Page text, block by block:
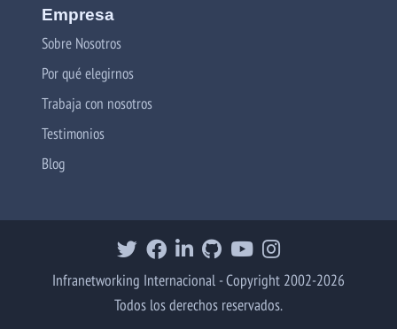
Empresa
Sobre Nosotros
Por qué elegirnos
Trabaja con nosotros
Testimonios
Blog
Infranetworking Internacional - Copyright 2002-2026
Todos los derechos reservados.